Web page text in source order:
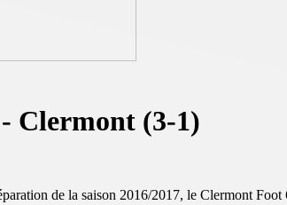
Clermont (3-1)
de la saison 2016/2017, le Clermont